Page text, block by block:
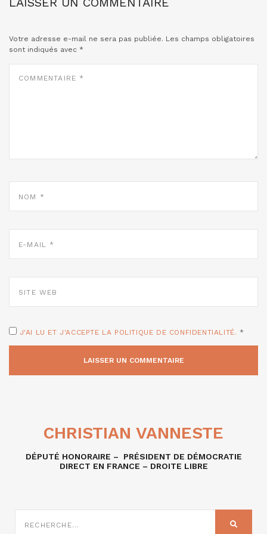
Votre adresse e-mail ne sera pas publiée. Les champs obligatoires
sont indiqués avec *
MAIL
WEB
J'AI LU ET J'ACCEPTE LA POLITIQUE DE CONFIDENTIALITÉ. *
CHRISTIAN VANNESTE
DÉPUTÉ HONORAIRE – PRÉSIDENT DE DÉMOCRATIE
DIRECT EN FRANCE – DROITE LIBRE
SUR